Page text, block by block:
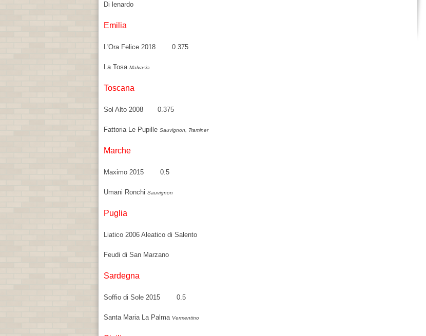
Di lenardo
Emilia
L'Ora Felice 2018 0.375
La Tosa Malvasia
Toscana
Sol Alto 2008 0.375
Fattoria Le Pupille Sauvignon, Traminer
Marche
Maximo 2015 0.5
Umani Ronchi Sauvignon
Puglia
Liatico 2006 Aleatico di Salento
Feudi di San Marzano
Sardegna
Soffio di Sole 2015 0.5
Santa Maria La Palma Vermentino